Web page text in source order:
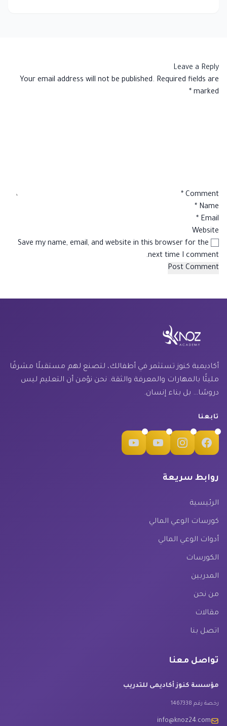
Leave a Reply
Your email address will not be published. Required fields are
marked
*
Comment
*
Name
*
Email
*
Website
Save my name, email, and website in this browser for the
next time I comment.
أكاديمية كنوز تستثمر في أطفالك، لتصنع لهم مستقبلًا مشرقًا
مليئًا بالمهارات والمعرفة والثقة. نحن نؤمن أن التعليم ليس
دروسًا… بل بناء إنسان.
تابعنا
روابط سريعة
الرئيسية
كورسات الوعي المالي
أدوات الوعي المالي
الكورسات
المدربين
من نحن
مقالات
اتصل بنا
تواصل معنا
مؤسسة كنوز أكاديمى للتدريب
رخصة رقم 1467338
info@knoz24.com